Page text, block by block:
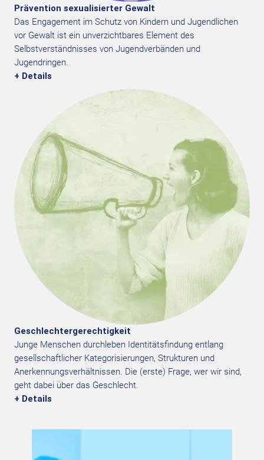
Prävention sexualisierter Gewalt
Das Engagement im Schutz von Kindern und Jugendlichen
vor Gewalt ist ein unverzichtbares Element des
Selbstverständnisses von Jugendverbänden und
Jugendringen.
+ Details
Geschlechtergerechtigkeit
Junge Menschen durchleben Identitätsfindung entlang
gesellschaftlicher Kategorisierungen, Strukturen und
Anerkennungsverhältnissen. Die (erste) Frage, wer wir sind,
geht dabei über das Geschlecht.
+ Details